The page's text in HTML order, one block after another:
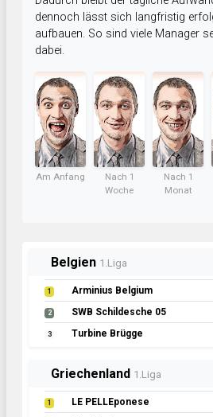
dennoch lässt sich langfristig
aufbauen. So sind viele Manager
dabei.
Am Anfang
Nach 1
Woche
Nach 1
Monat
Belgien 1.Liga
1 Arminius Belgium
2 SWB Schildesche 05
3 Turbine Brügge
Griechenland 1.Liga
1 LE PELLEponese